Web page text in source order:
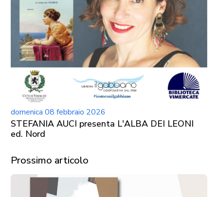
domenica 08 febbraio 2026
STEFANIA AUCI presenta L'ALBA DEI LEONI
ed. Nord
Prossimo articolo